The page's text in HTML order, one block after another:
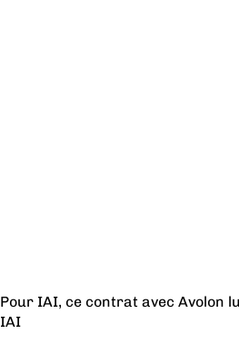
Pour IAI, ce contrat avec Avolon
IAI